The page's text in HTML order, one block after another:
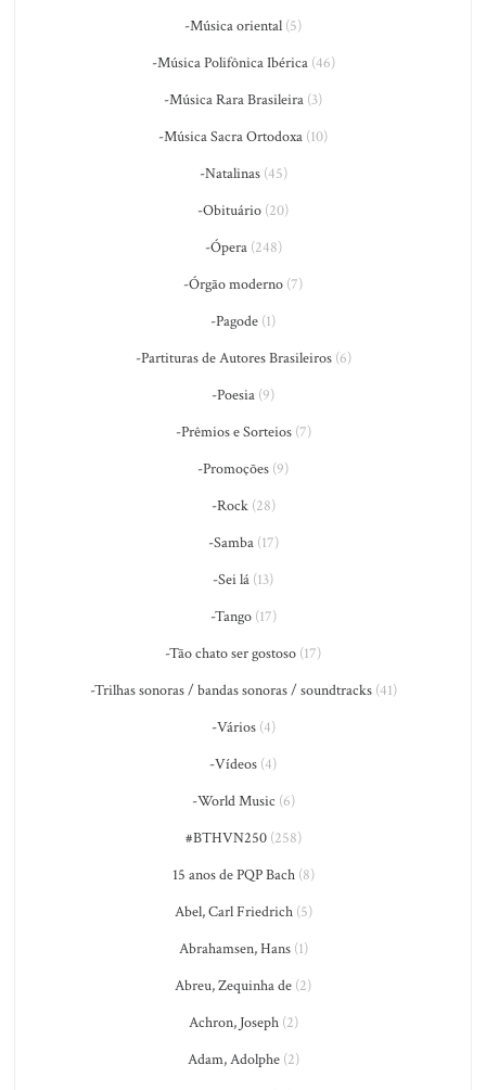
-Música oriental (5)
-Música Polifônica Ibérica(46)
-Música Rara Brasileira (3)
-Música Sacra Ortodoxa (10)
-Natalinas(45)
-Obituário (20)
-Ópera(248)
-Órgão moderno (7)
-Pagode (1)
-Partituras de Autores Brasileiros(6)
-Poesia (9)
-Prêmios e Sorteios(7)
-Promoções (9)
-Rock(28)
-Samba(17)
-Sei lá (13)
-Tango(17)
-Tão chato ser gostoso (17)
-Trilhas sonoras / bandas sonoras / soundtracks(41)
-Vários(4)
-Vídeos (4)
-World Music (6)
#BTHVN250(258)
15 anos de PQP Bach(8)
Abel, Carl Friedrich(5)
Abrahamsen, Hans(1)
Abreu, Zequinha de (2)
Achron, Joseph(2)
Adam, Adolphe(2)